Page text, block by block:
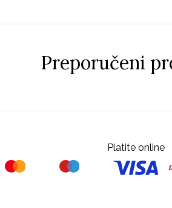
Preporučeni
Platite online